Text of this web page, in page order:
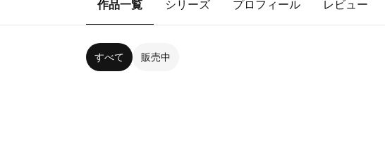
作品一覧 シリーズ プロフィール レビュー
すべて 販売中